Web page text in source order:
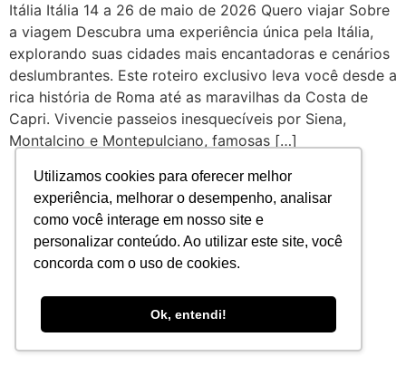
Utilizamos cookies para oferecer melhor
experiência, melhorar o desempenho, analisar
como você interage em nosso site e
personalizar conteúdo. Ao utilizar este site, você
concorda com o uso de cookies.
Ok, entendi!
Itália Itália 14 a 26 de maio de 2026 Quero viajar Sobre
a viagem Descubra uma experiência única pela Itália,
explorando suas cidades mais encantadoras e cenários
deslumbrantes. Este roteiro exclusivo leva você desde a
rica história de Roma até as maravilhas da Costa de
Capri. Vivencie passeios inesquecíveis por Siena,
Montalcino e Montepulciano, famosas […]